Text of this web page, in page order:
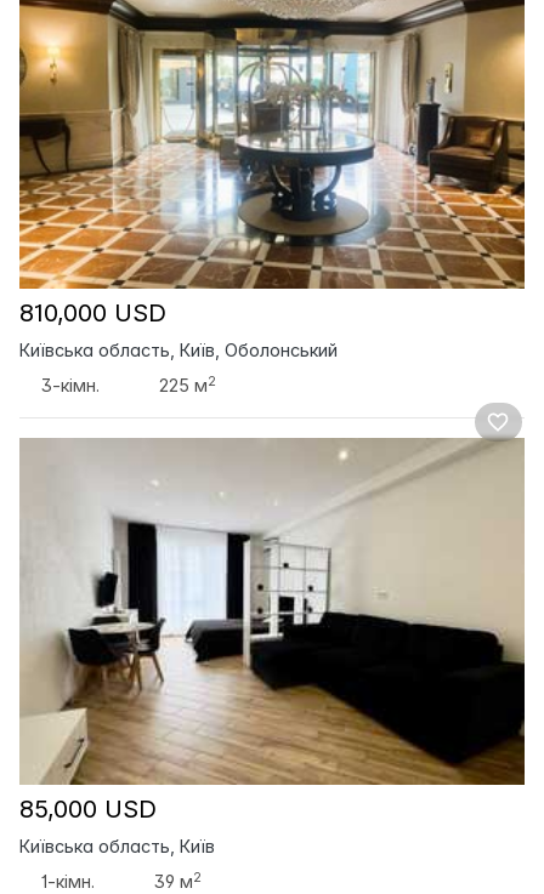
810,000 USD
Київська область, Київ, Оболонський
3-кімн.
225 м2
85,000 USD
Київська область, Київ
1-кімн.
39 м2